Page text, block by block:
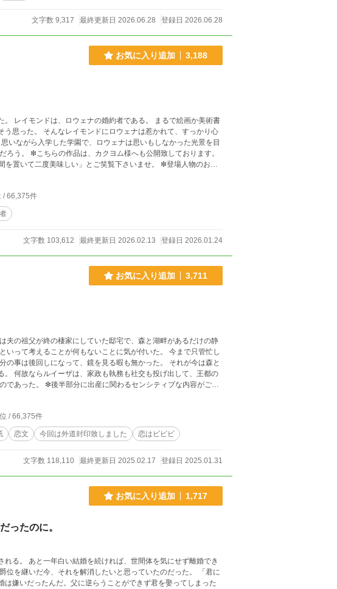
文字数 9,317 最終更新日 2026.06.28 登録日 2026.06.28
お気に入り追加 3,188
術書
れて、すっかり心
度美味しい」とご笑覧下さいませ。 ❇登場人物のお名
おりま
/ 66,375件
文字数 103,612 最終更新日 2026.02.13 登録日 2026.01.24
お気に入り追加 3,711
しになって、鏡を見る暇も無かった。 それが今は森と
都の
ィブな内容がござ
ませ。 ❇例の如く、鬼の誤字脱字を修復
名前が他作品とダダ被りして
たお心とお身体を妄想で癒やして頂けますと泳ぎ甲斐がありま
まで」
位 / 66,375件
恋文 今回は外道封印致しました 恋はビビビ
文字数 118,110 最終更新日 2025.02.17 登録日 2025.01.31
お気に入り追加 1,717
ったのに。
る。 あと一年白い結婚を続ければ、世間体を気にせず離婚でき
位を継いだ今、それを解消したいと思っていたのだった。 「君に
嫌いだったんだ。父に逆らうことができず君を娶ってしまった